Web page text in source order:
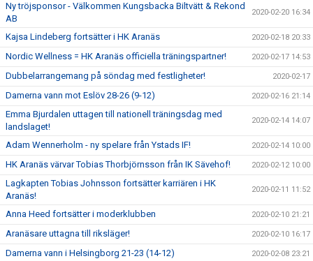
Ny tröjsponsor - Välkommen Kungsbacka Biltvätt & Rekond
AB
2020-02-20 16:34
Kajsa Lindeberg fortsätter i HK Aranäs 2020-02-18 20:33
Nordic Wellness = HK Aranäs officiella träningspartner! 2020-02-17 14:53
Dubbelarrangemang på söndag med festligheter! 2020-02-17
Damerna vann mot Eslöv 28-26 (9-12) 2020-02-16 21:14
Emma Bjurdalen uttagen till nationell träningsdag med
landslaget!
2020-02-14 14:07
Adam Wennerholm - ny spelare från Ystads IF! 2020-02-14 10:00
HK Aranäs värvar Tobias Thorbjörnsson från IK Sävehof! 2020-02-12 10:00
Lagkapten Tobias Johnsson fortsätter karriären i HK
Aranäs!
2020-02-11 11:52
Anna Heed fortsätter i moderklubben 2020-02-10 21:21
Aranäsare uttagna till riksläger! 2020-02-10 16:17
Damerna vann i Helsingborg 21-23 (14-12) 2020-02-08 23:21